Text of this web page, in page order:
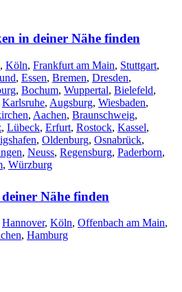
in deiner Nähe finden
, Köln, Frankfurt am Main, Stuttgart,
, Essen, Bremen, Dresden,
, Bochum, Wuppertal, Bielefeld,
Karlsruhe, Augsburg, Wiesbaden,
, Aachen, Braunschweig,
, Lübeck, Erfurt, Rostock, Kassel,
, Oldenburg, Osnabrück,
, Neuss, Regensburg, Paderborn,
, Würzburg
Nähe finden
Hannover, Köln, Offenbach am Main,
, Hamburg